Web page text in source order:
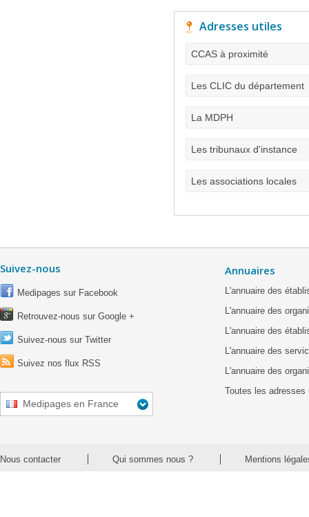
Adresses utiles
CCAS à proximité
Les CLIC du département
La MDPH
Les tribunaux d'instance
Les associations locales
Suivez-nous
Medipages sur Facebook
Retrouvez-nous sur Google +
Suivez-nous sur Twitter
Suivez nos flux RSS
Medipages en France
Annuaires
L'annuaire des
L'annuaire des
L'annuaire des
L'annuaire des
L'annuaire des
Toutes les adresses
Nous contacter Qui sommes nous ? Mentions